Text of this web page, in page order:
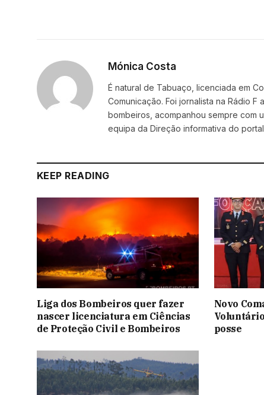
Mónica Costa
É natural de Tabuaço, licenciada em
Comunicação. Foi jornalista na Rádio
bombeiros, acompanhou sempre com
equipa da Direção informativa do
KEEP READING
Liga dos Bombeiros quer fazer
nascer licenciatura em Ciências
de Proteção Civil e Bombeiros
Novo
posse